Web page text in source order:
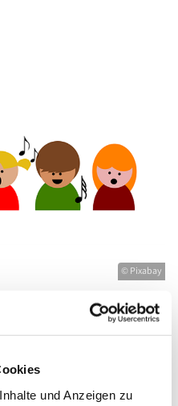
und Anzeigen zu
© Pixabay